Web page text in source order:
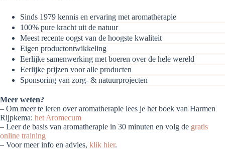
Sinds 1979 kennis en ervaring met aromatherapie
100% pure kracht uit de natuur
Meest recente oogst van de hoogste kwaliteit
Eigen productontwikkeling
Eerlijke samenwerking met boeren over de hele wereld
Eerlijke prijzen voor alle producten
Sponsoring van zorg- & natuurprojecten
Meer weten?
– Om meer te leren over aromatherapie lees je het boek van Harmen
Rijpkema: het Aromecum
– Leer de basis van aromatherapie in 30 minuten en volg de gratis
online training
– Voor meer info en advies, klik hier.